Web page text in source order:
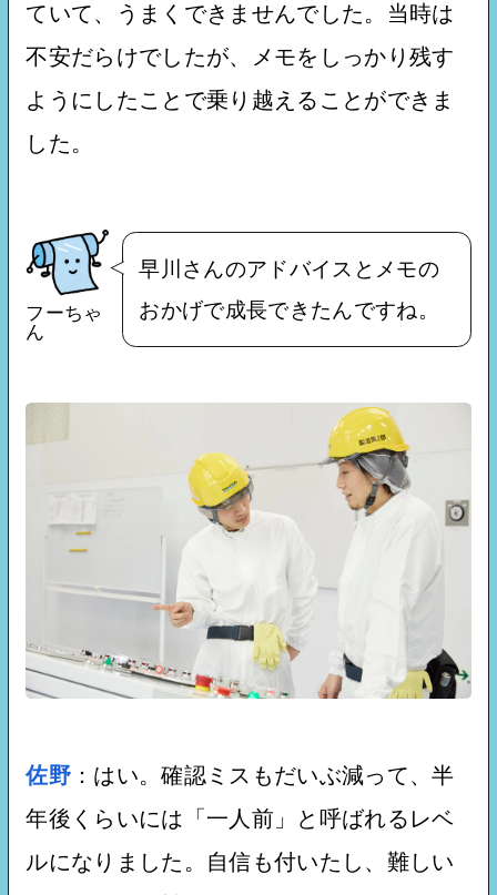
ていて、うまくできませんでした。当時は
不安だらけでしたが、メモをしっかり残す
ようにしたことで乗り越えることができま
した。
フーちゃ
ん
早川さんのアドバイスとメモの
おかげで成長できたんですね。
佐野 ：はい。確認ミスもだいぶ減って、半
年後くらいには「一人前」と呼ばれるレベ
ルになりました。自信も付いたし、難しい